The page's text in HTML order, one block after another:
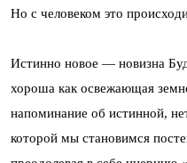
Но с человеком это
Истинно новое — новизна
хороша как освежающая
напоминание об истинной,
которой мы становимся